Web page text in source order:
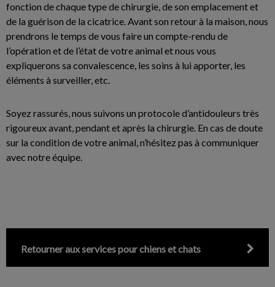
fonction de chaque type de chirurgie, de son emplacement et
de la guérison de la cicatrice. Avant son retour à la maison, nous
prendrons le temps de vous faire un compte-rendu de
l’opération et de l’état de votre animal et nous vous
expliquerons sa convalescence, les soins à lui apporter, les
éléments à surveiller, etc.
Soyez rassurés, nous suivons un protocole d’antidouleurs très
rigoureux avant, pendant et après la chirurgie. En cas de doute
sur la condition de votre animal, n’hésitez pas à communiquer
avec notre équipe.
Retourner aux services pour chiens et chats